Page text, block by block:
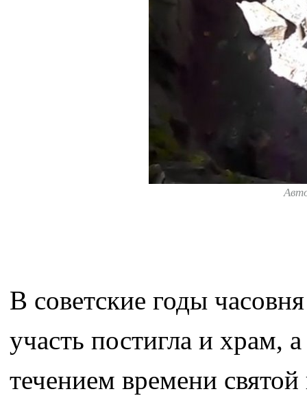
В советские годы
участь постигла и храм,
течением времени